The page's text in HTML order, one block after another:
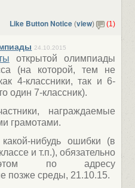
Like Button Notice (view) (1)
24.10.2015
открытой олимпиады
(на которой, тем не
4-классники, так и 6-
один 7-классник).
награждаемые
грамотами.
нибудь ошибки (в
и т.п.), обязательно
по адресу
позже среды, 21.10.15.